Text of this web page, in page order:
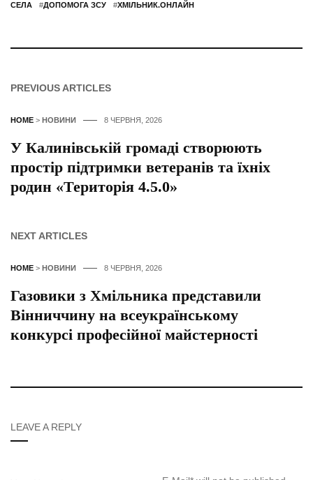
СЕЛА
#ДОПОМОГА ЗСУ #ХМІЛЬНИК.ОНЛАЙН
PREVIOUS ARTICLES
HOME > НОВИНИ 8 ЧЕРВНЯ, 2026
У Калинівській громаді створюють
простір підтримки ветеранів та їхніх
родин «Територія 4.5.0»
NEXT ARTICLES
HOME > НОВИНИ 8 ЧЕРВНЯ, 2026
Газовики з Хмільника представили
Вінниччину на всеукраїнському
конкурсі професійної майстерності
LEAVE A REPLY